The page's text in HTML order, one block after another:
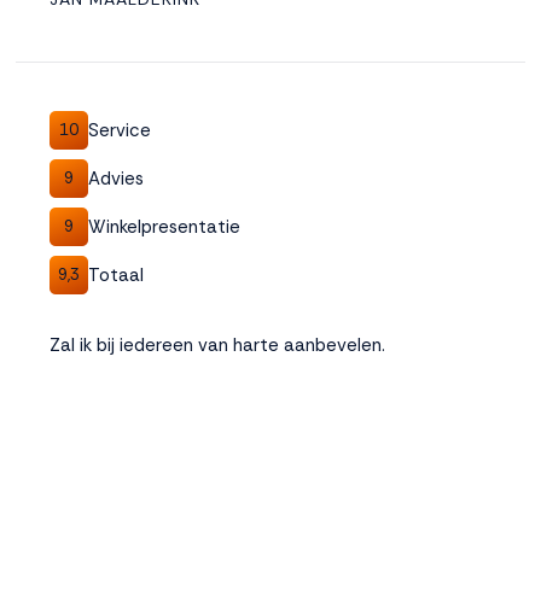
Weigeren
10 Service
9 Advies
9 Winkelpresentatie
9,3 Totaal
Zal ik bij iedereen van harte aanbevelen.